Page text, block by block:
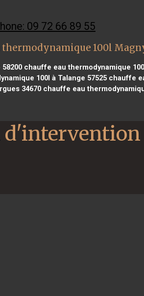
09 72 66 89 55
100l
chauffe eau thermodynamique
100l à Talange 57525 chauffe
34670chauffe eau